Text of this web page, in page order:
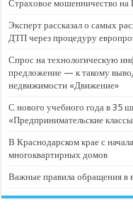
Страховое мошенничество на
Эксперт рассказал о самых
ДТП через процедуру
Спрос на технологическую
предложение — к такому
недвижимости «Движение»
С нового учебного года в 35
«Предпринимательские
В Краснодарском крае с
многоквартирных домов
Важные правила обращения в